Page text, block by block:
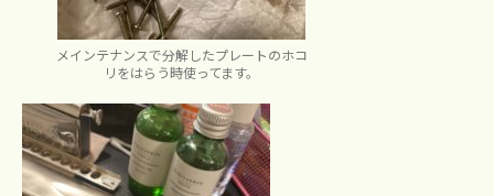
メインテナンスで分解したプレートのホコ
リをはらう時使ってます。